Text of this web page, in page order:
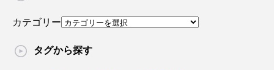
カテゴリー
タグから探す